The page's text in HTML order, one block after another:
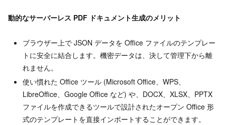
動的なサーバーレス PDF ドキュメント生成のメリット
ブラウザー上で JSON データを Office ファイルのテンプレー
トに安全に結合します。機密データは、決して管理下から離
れません。
使い慣れた Office ツール (Microsoft Office、WPS、
LibreOffice、Google Office など) や、DOCX、XLSX、PPTX
ファイルを作成できるツールで設計されたオープン Office 形
式のテンプレートを直接インポートすることができます。